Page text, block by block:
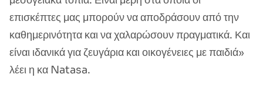
επισκέπτες μας μπορούν να αποδράσουν από την
καθημερινότητα και να χαλαρώσουν πραγματικά. Και
είναι ιδανικά για ζευγάρια και οικογένειες με παιδιά»
λέει η κα Natasa.